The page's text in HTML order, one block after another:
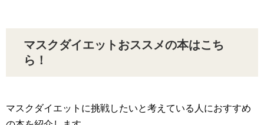
マスクダイエットおススメの本はこち
ら！
マスクダイエットに挑戦したいと考えている人におすすめ